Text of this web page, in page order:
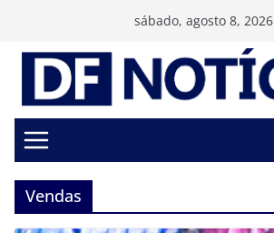
conteúdo
sábado, agosto 8, 2026
Vendas